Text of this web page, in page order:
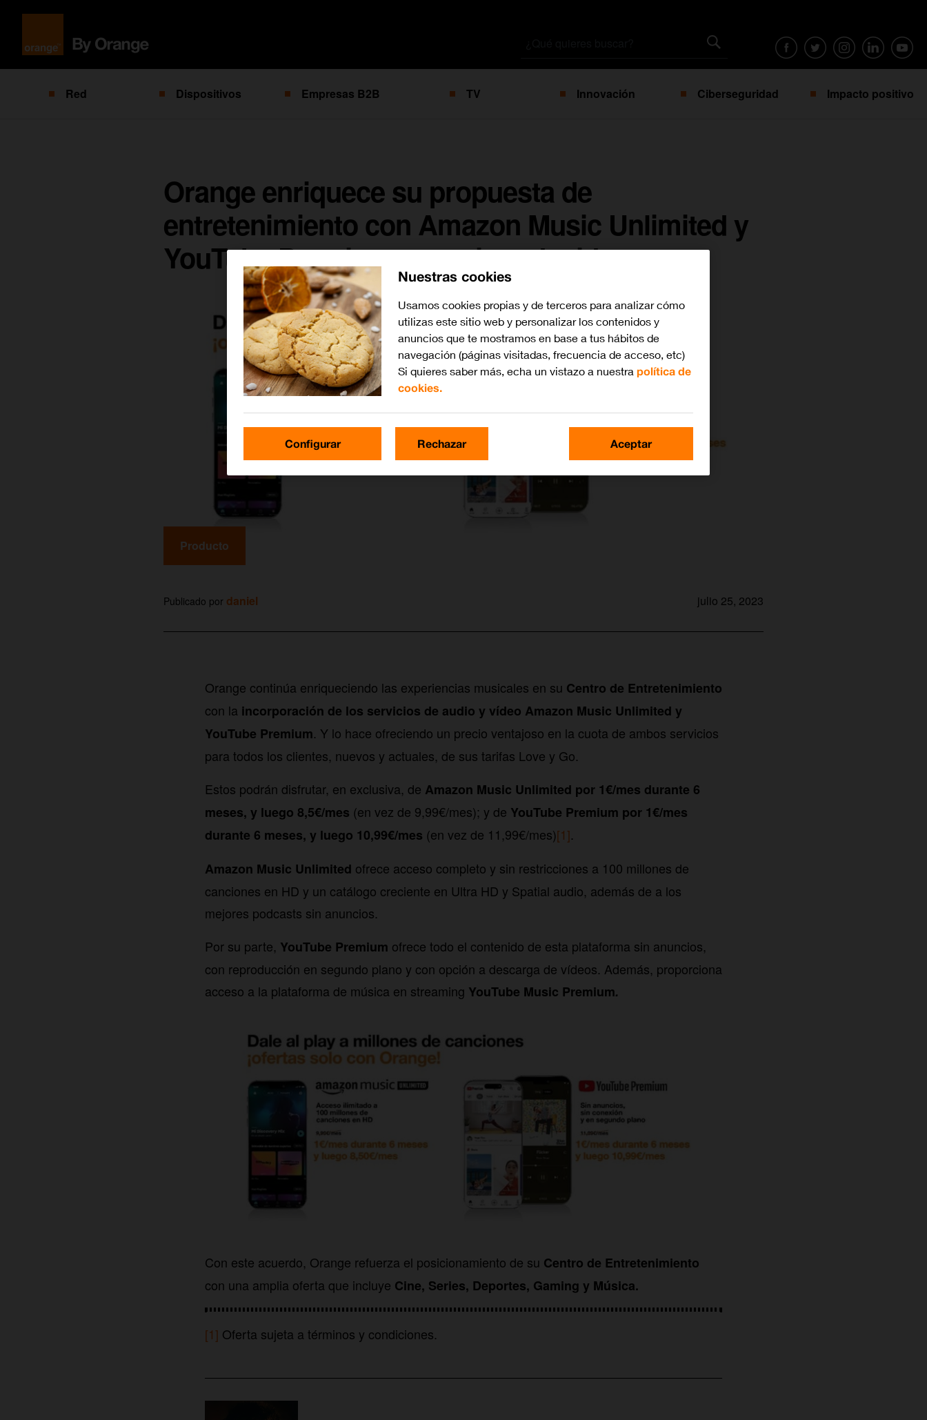
Red Dispositivos Empresas B2B TV Innovación Ciberseguridad Impacto positivo
Orange enriquece su propuesta de
entretenimiento con Amazon Music Unlimited y
YouTube Premium a precio reducido
Producto
Publicado por daniel julio 25, 2023
Orange continúa enriqueciendo las experiencias musicales en su Centro de Entretenimiento
con la incorporación de los servicios de audio y vídeo Amazon Music Unlimited y
YouTube Premium. Y lo hace ofreciendo un precio ventajoso en la cuota de ambos servicios
para todos los clientes, nuevos y actuales, de sus tarifas Love y Go.
Estos podrán disfrutar, en exclusiva, de Amazon Music Unlimited por 1€/mes durante 6
meses, y luego 8,5€/mes (en vez de 9,99€/mes); y de YouTube Premium por 1€/mes
durante 6 meses, y luego 10,99€/mes (en vez de 11,99€/mes)[1].
Amazon Music Unlimited ofrece acceso completo y sin restricciones a 100 millones de
canciones en HD y un catálogo creciente en Ultra HD y Spatial audio, además de a los
mejores podcasts sin anuncios.
Por su parte, YouTube Premium ofrece todo el contenido de esta plataforma sin anuncios,
con reproducción en segundo plano y con opción a descarga de vídeos. Además, proporciona
acceso a la plataforma de música en streaming YouTube Music Premium.
Con este acuerdo, Orange refuerza el posicionamiento de su Centro de Entretenimiento
con una amplia oferta que incluye Cine, Series, Deportes, Gaming y Música.
[1] Oferta sujeta a términos y condiciones.
Nuestras cookies
Usamos cookies propias y de terceros para analizar cómo
utilizas este sitio web y personalizar los contenidos y
anuncios que te mostramos en base a tus hábitos de
navegación (páginas visitadas, frecuencia de acceso, etc)
Si quieres saber más, echa un vistazo a nuestra política de
cookies.
Configurar Rechazar Aceptar